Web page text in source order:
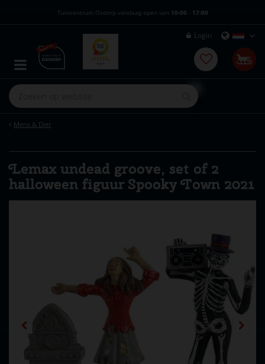
Mens & Dier
Tuincentrum Osdorp vandaag open van 10:00 - 17:00
Login
Lemax undead groove, set of 2
halloween figuur Spooky Town 2021